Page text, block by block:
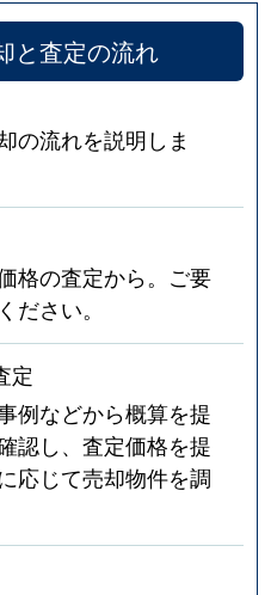
と査定の流れ
の流れを説明しま
格の査定から。ご要
ださい。
定
例などから概算を提
認し、査定価格を提
応じて売却物件を調